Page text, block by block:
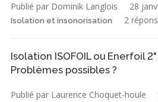
Publié par Dominik Langlois 28
Isolation et insonorisation 2
Isolation ISOFOIL ou Enerfoil
Problèmes possibles ?
Publié par Laurence Choquet-houle